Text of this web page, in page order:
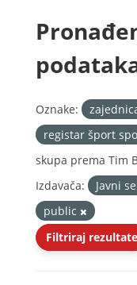
Oznake:
registar šport
skupa prema Tim
Izdavača:
Javni
public
Filtriraj rezultate